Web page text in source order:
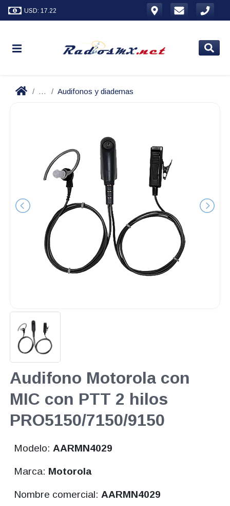
USD: 17.22
... Audifonos y diademas
Audifono Motorola con
MIC con PTT 2 hilos
PRO5150/7150/9150
Modelo: AARMN4029
Marca: Motorola
Nombre comercial: AARMN4029